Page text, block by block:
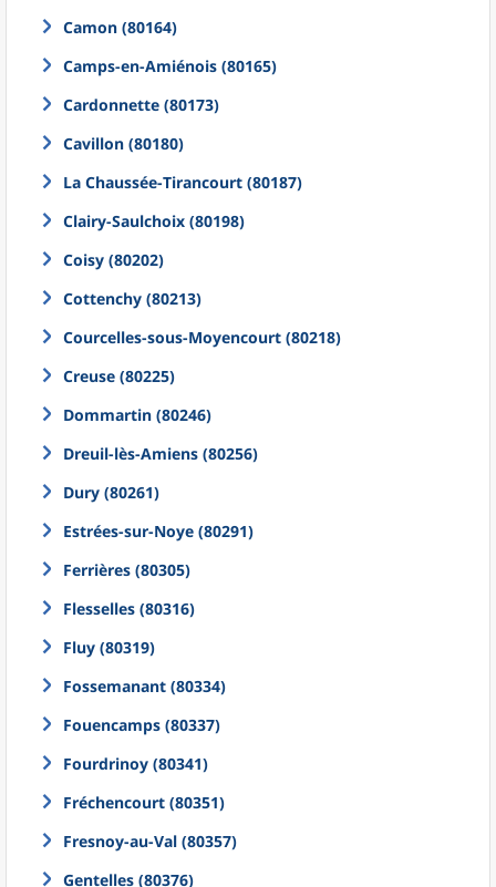
Camon (80164)
Camps-en-Amiénois (80165)
Cardonnette (80173)
Cavillon (80180)
La Chaussée-Tirancourt (80187)
Clairy-Saulchoix (80198)
Coisy (80202)
Cottenchy (80213)
Courcelles-sous-Moyencourt (80218)
Creuse (80225)
Dommartin (80246)
Dreuil-lès-Amiens (80256)
Dury (80261)
Estrées-sur-Noye (80291)
Ferrières (80305)
Flesselles (80316)
Fluy (80319)
Fossemanant (80334)
Fouencamps (80337)
Fourdrinoy (80341)
Fréchencourt (80351)
Fresnoy-au-Val (80357)
Gentelles (80376)